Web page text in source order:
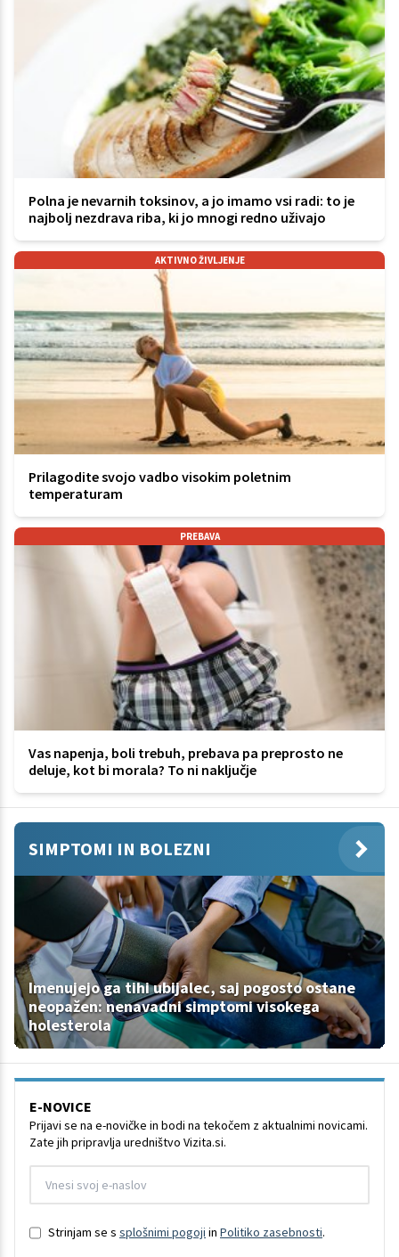
Polna je nevarnih toksinov, a jo imamo vsi radi: to je
najbolj nezdrava riba, ki jo mnogi redno uživajo
AKTIVNO ŽIVLJENJE
Prilagodite svojo vadbo visokim poletnim
temperaturam
PREBAVA
Vas napenja, boli trebuh, prebava pa preprosto ne
deluje, kot bi morala? To ni naključje
SIMPTOMI IN BOLEZNI
Imenujejo ga tihi ubijalec, saj pogosto ostane
neopažen: nenavadni simptomi visokega
holesterola
E-NOVICE
Prijavi se na e-novičke in bodi na tekočem z aktualnimi novicami.
Zate jih pripravlja uredništvo Vizita.si.
Strinjam se s splošnimi pogoji in Politiko zasebnosti.